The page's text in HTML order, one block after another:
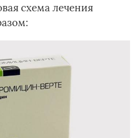
схема лечения